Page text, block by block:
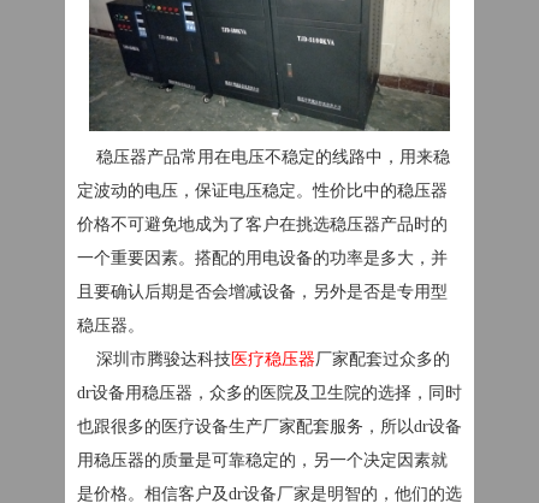
稳压器产品常用在电压不稳定的线路中，用来稳
定波动的电压，保证电压稳定。性价比中的稳压器
价格不可避免地成为了客户在挑选稳压器产品时的
一个重要因素。搭配的用电设备的功率是多大，并
且要确认后期是否会增减设备，另外是否是专用型
稳压器。
深圳市腾骏达科技医疗稳压器厂家配套过众多的
dr设备用稳压器，众多的医院及卫生院的选择，同时
也跟很多的医疗设备生产厂家配套服务，所以dr设备
用稳压器的质量是可靠稳定的，另一个决定因素就
是价格。相信客户及dr设备厂家是明智的，他们的选